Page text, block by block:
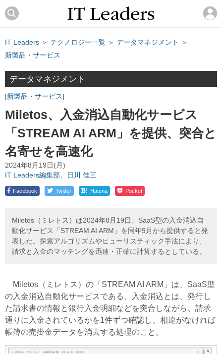
IT Leaders ＞ テクノロジー一覧 ＞ データマネジメント
＞
新製品・サービス
データマネジメント
新製品・サービス
Miletos、入金消込自動化サービス
「STREAM AI ARM」を提供、突合と
名寄せを高速化
2024年8月19日(月)
IT Leaders編集部、日川 佳三
Facebook Twitter ! Hatena Pocket
Miletos（ミレトス）は2024年8月19日、SaaS型の入金消込自
動化サービス「STREAM AI ARM」を同年9月から提供すると発
表した。探索アルゴリズムやヒューリスティック手法により、
請求と入金のマッチングを迅速・正確に計算するとしている。
Miletos（ミレトス）の「STREAM AI ARM」は、SaaS型
の入金消込自動化サービスである。入金消込とは、発行し
た請求書の情報と銀行入金明細などを突合しながら、請求
通りに入金されているかを1件ずつ確認し、相違がなければ
帳簿の売掛金データを消去する処理のこと。